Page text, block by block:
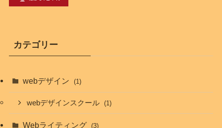
カテゴリー
webデザイン (1)
webデザインスクール (1)
Webライティング (3)